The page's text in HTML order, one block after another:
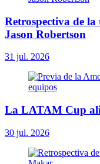
Retrospectiva de
Jason Robertson
31 jul. 2026
La LATAM Cup
30 jul. 2026